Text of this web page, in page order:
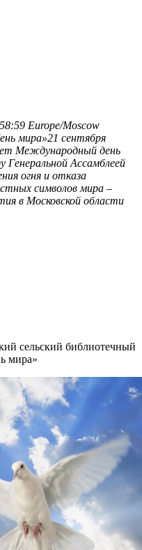
Europe/Moscow
мира»21 сентября
Международный день
Генеральной Ассамблеей
огня и отказа
символов мира –
в Московской области
сельский библиотечный
мира»